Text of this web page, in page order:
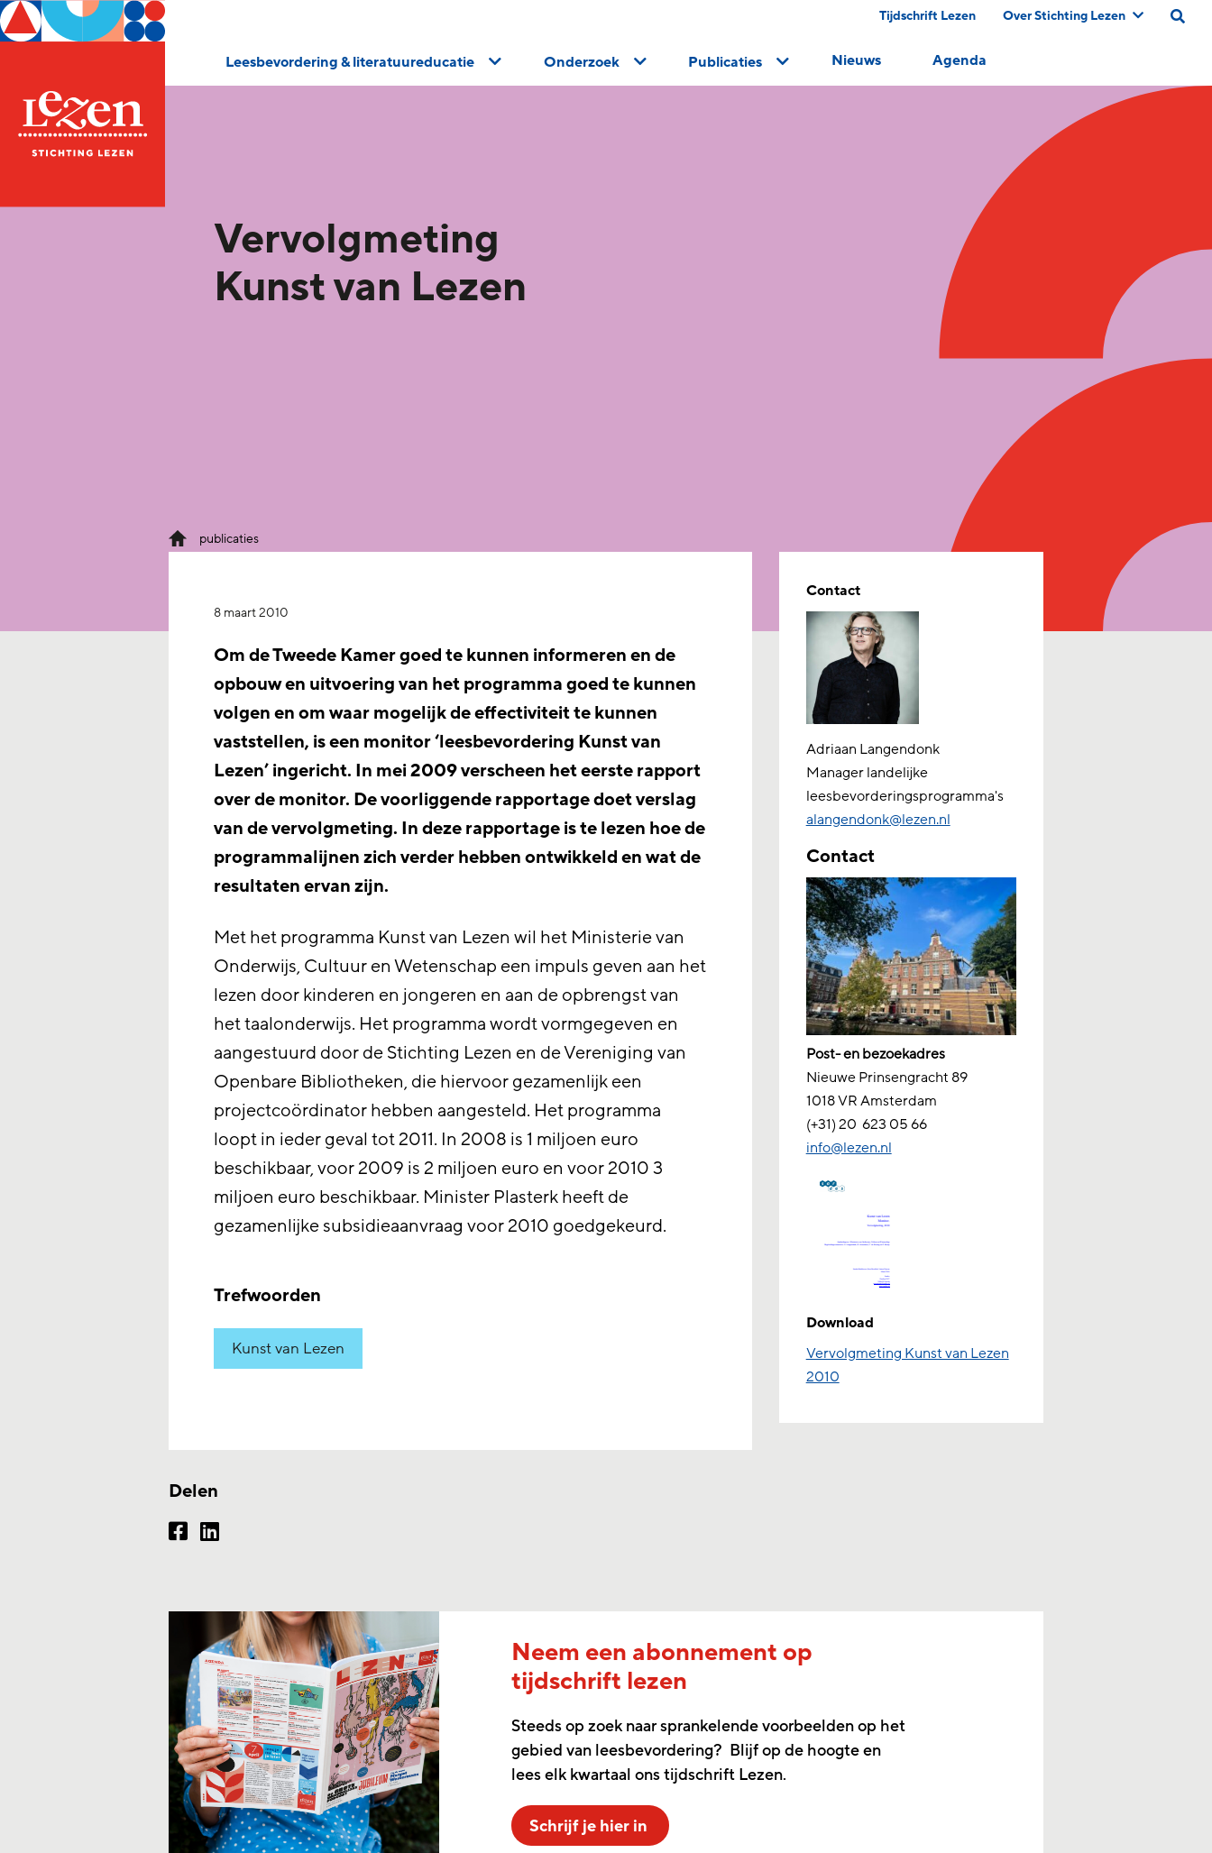
Tijdschrift Lezen Over Stichting Lezen
Leesbevordering & literatuureducatie Onderzoek Publicaties Nieuws Agenda
Vervolgmeting
Kunst van Lezen
publicaties
Contact
Adriaan Langendonk
Manager landelijke
leesbevorderingsprogramma's
alangendonk@lezen.nl
Contact
Post- en bezoekadres
Nieuwe Prinsengracht 89
1018 VR Amsterdam
(+31) 20 623 05 66
info@lezen.nl
Download
Vervolgmeting Kunst van Lezen
2010
8 maart 2010
Om de Tweede Kamer goed te kunnen informeren en de
opbouw en uitvoering van het programma goed te kunnen
volgen en om waar mogelijk de effectiviteit te kunnen
vaststellen, is een monitor ‘leesbevordering Kunst van
Lezen’ ingericht. In mei 2009 verscheen het eerste rapport
over de monitor. De voorliggende rapportage doet verslag
van de vervolgmeting. In deze rapportage is te lezen hoe de
programmalijnen zich verder hebben ontwikkeld en wat de
resultaten ervan zijn.
Met het programma Kunst van Lezen wil het Ministerie van
Onderwijs, Cultuur en Wetenschap een impuls geven aan het
lezen door kinderen en jongeren en aan de opbrengst van
het taalonderwijs. Het programma wordt vormgegeven en
aangestuurd door de Stichting Lezen en de Vereniging van
Openbare Bibliotheken, die hiervoor gezamenlijk een
projectcoördinator hebben aangesteld. Het programma
loopt in ieder geval tot 2011. In 2008 is 1 miljoen euro
beschikbaar, voor 2009 is 2 miljoen euro en voor 2010 3
miljoen euro beschikbaar. Minister Plasterk heeft de
gezamenlijke subsidieaanvraag voor 2010 goedgekeurd.
Trefwoorden
Kunst van Lezen
Delen
Neem een abonnement op
tijdschrift lezen
Steeds op zoek naar sprankelende voorbeelden op het
gebied van leesbevordering? Blijf op de hoogte en
lees elk kwartaal ons tijdschrift Lezen.
Schrijf je hier in